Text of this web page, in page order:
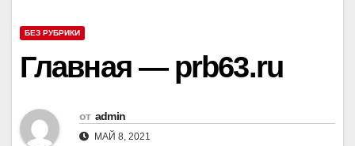
БЕЗ РУБРИКИ
Главная — prb63.ru
от admin
МАЙ 8, 2021